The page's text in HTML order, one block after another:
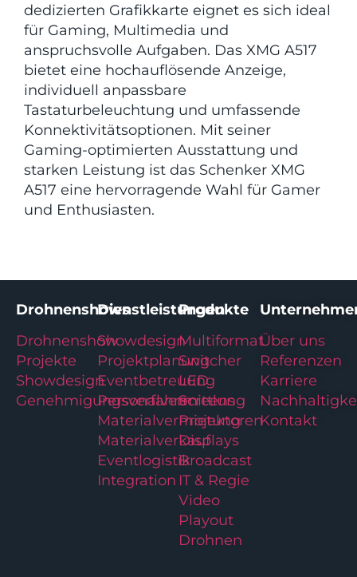
dedizierten Grafikkarte eignet es sich ideal
für Gaming, Multimedia und
anspruchsvolle Aufgaben. Das XMG A517
bietet eine hochauflösende Anzeige,
individuell anpassbare
Tastaturbeleuchtung und umfassende
Konnektivitätsoptionen. Mit seiner
Gaming-optimierten Ausstattung und
starken Leistung ist das Schenker XMG
A517 eine hervorragende Wahl für Gamer
und Enthusiasten.
Drohnenshows
Drohnenshow
Projekte
Showdesign
Genehmigungsverfahren
Dienstleistungen
Showdesign
Projektplanung
Eventbetreuung
Personalvermittlung
Materialvermietung
Materialverkauf
Eventlogistik
Integration
Produkte
Multiformat
Switcher
LED
Screens
Projektoren
Displays
Broadcast
IT & Regie
Video
Playout
Drohnen
Über uns
Referenzen
Karriere
Kontakt